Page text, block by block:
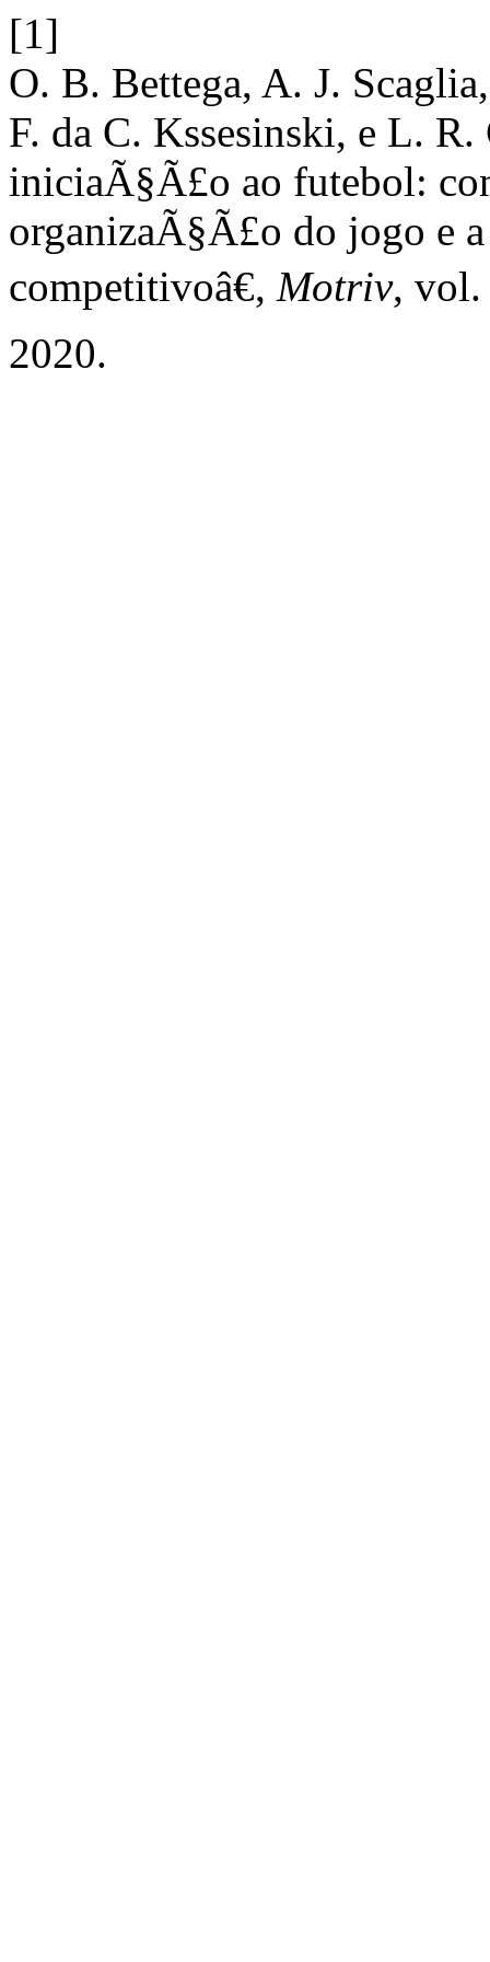
[1]
O. B. Bettega, A. J.
F. da C. Kssesinski, e L.
iniciaÃ§Ã£o ao futebol:
organizaÃ§Ã£o do jogo e
competitivoâ€, Motriv, vol.
2020.